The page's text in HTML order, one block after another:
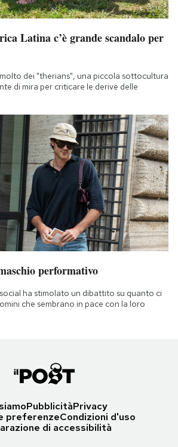
Latina c’è grande scandalo per
dei "therians", una piccola sottocultura
di mira per criticare le derive delle
performativo
ha stimolato un dibattito su quanto ci
che sembrano in pace con la loro
PubblicitàPrivacy
preferenzeCondizioni d'uso
di accessibilità